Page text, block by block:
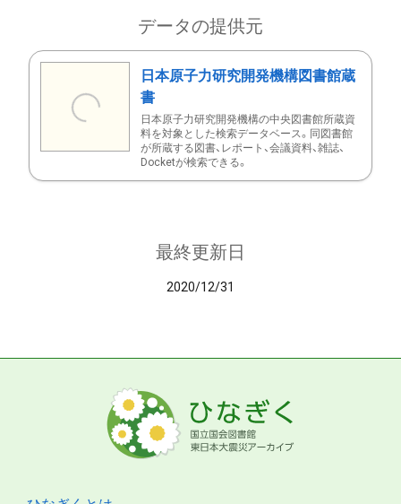
データの提供元
日本原子力研究開発機構図書館蔵
書
日本原子力研究開発機構の中央図書館所蔵資
料を対象とした検索データベース。同図書館
が所蔵する図書、レポート、会議資料、雑誌、
Docketが検索できる。
最終更新日
2020/12/31